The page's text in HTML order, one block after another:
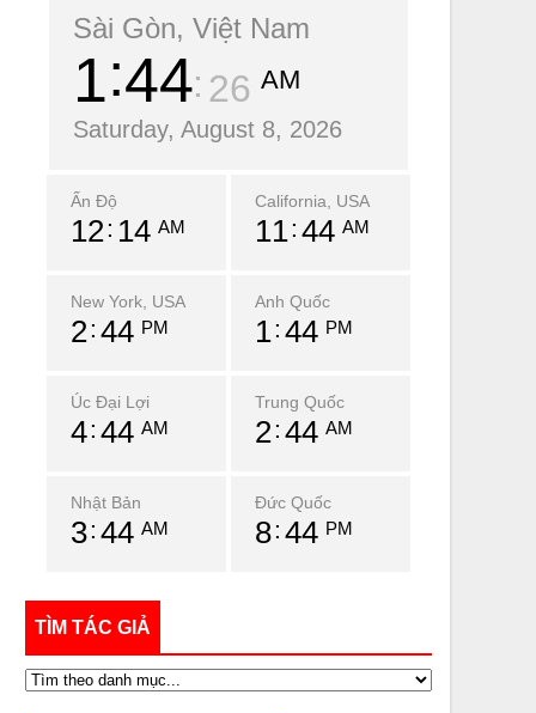
Sài Gòn, Việt Nam
1 44 27 AM
Saturday, August 8, 2026
Ấn Độ
12 14 AM
California, USA
11 44 AM
New York, USA
2 44 PM
Anh Quốc
1 44 PM
Úc Đại Lợi
4 44 AM
Trung Quốc
2 44 AM
Nhật Bản
3 44 AM
Đức Quốc
8 44 PM
TÌM TÁC GIẢ